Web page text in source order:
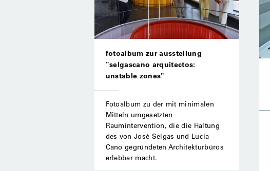
fotoalbum zur ausstellung
"selgascano arquitectos:
unstable zones"
Fotoalbum zu der mit minimalen
Mitteln umgesetzten
Raumintervention, die die Haltung
des von José Selgas und Lucía
Cano gegründeten Architekturbüros
erlebbar macht.